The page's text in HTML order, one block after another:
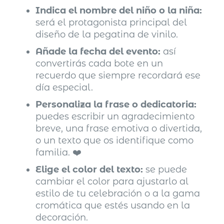
Indica el nombre del niño o la niña:
será el protagonista principal del
diseño de la pegatina de vinilo.
Añade la fecha del evento: así
convertirás cada bote en un
recuerdo que siempre recordará ese
día especial.
Personaliza la frase o dedicatoria:
puedes escribir un agradecimiento
breve, una frase emotiva o divertida,
o un texto que os identifique como
familia. ❤️
Elige el color del texto: se puede
cambiar el color para ajustarlo al
estilo de tu celebración o a la gama
cromática que estés usando en la
decoración.